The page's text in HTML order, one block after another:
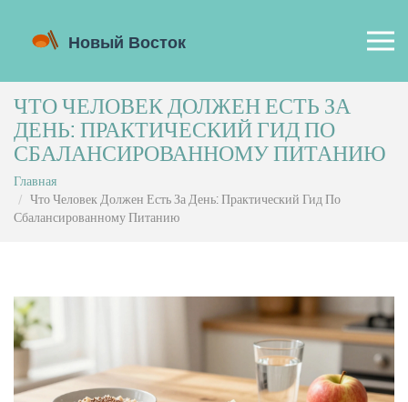
ЧТО ЧЕЛОВЕК ДОЛЖЕН ЕСТЬ ЗА
ДЕНЬ: ПРАКТИЧЕСКИЙ ГИД ПО
СБАЛАНСИРОВАННОМУ ПИТАНИЮ
Главная
Что Человек Должен Есть За День: Практический Гид По
Сбалансированному Питанию